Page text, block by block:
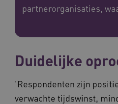
partnerorganisaties,
Duidelijke
'Respondenten zijn
verwachte tijdswinst,